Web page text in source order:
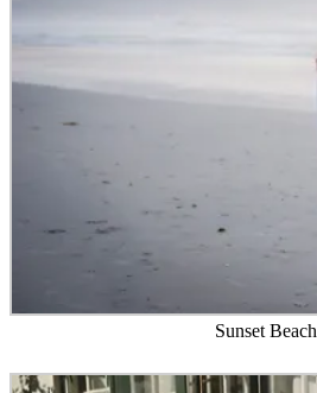
Sunset Beach